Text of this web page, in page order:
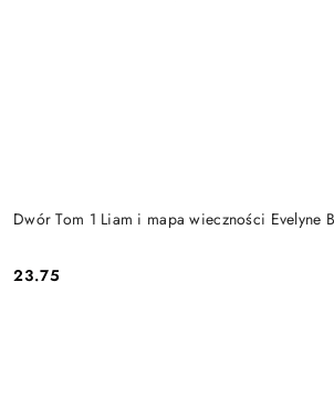
Dwór Tom 1 Liam i mapa wieczności Evelyne
Cena:
23.75